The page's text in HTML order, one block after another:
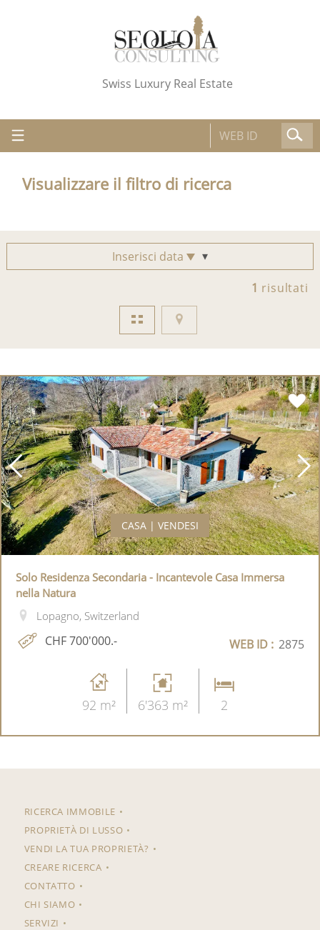
Swiss Luxury Real Estate
Visualizzare il filtro di ricerca
Inserisci data
1 risultati
CASA | VENDESI
Solo Residenza Secondaria - Incantevole Casa Immersa
nella Natura
Lopagno, Switzerland
CHF 700'000.- WEB ID : 2875
92 m² 6'363 m² 2
RICERCA IMMOBILE
PROPRIETÀ DI LUSSO
VENDI LA TUA PROPRIETÀ?
CREARE RICERCA
CONTATTO
CHI SIAMO
SERVIZI